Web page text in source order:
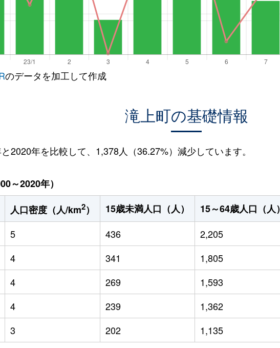
のデータを加工して作成
滝上町の基礎情報
2020年を比較して、1,378人（36.27%）減少しています。
～2020年）
人口密度（人/km2） 15歳未満人口（人） 15～64歳人口（人）
5 436 2,205
4 341 1,805
4 269 1,593
4 239 1,362
3 202 1,135